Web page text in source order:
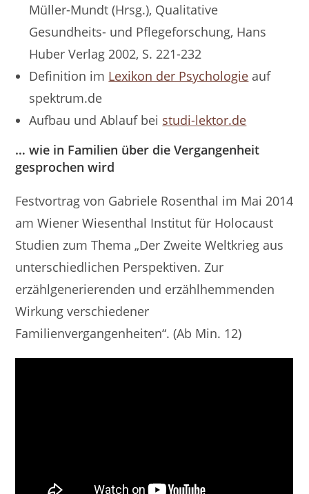
Müller-Mundt (Hrsg.), Qualitative
Gesundheits- und Pflegeforschung, Hans
Huber Verlag 2002, S. 221-232
Definition im Lexikon der Psychologie auf
spektrum.de
Aufbau und Ablauf bei studi-lektor.de
…wie in Familien über die Vergangenheit
gesprochen wird
Festvortrag von Gabriele Rosenthal im Mai 2014
am Wiener Wiesenthal Institut für Holocaust
Studien zum Thema „Der Zweite Weltkrieg aus
unterschiedlichen Perspektiven. Zur
erzählgenerierenden und erzählhemmenden
Wirkung verschiedener
Familienvergangenheiten“. (Ab Min. 12)